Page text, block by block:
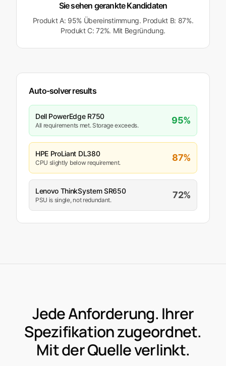
Sie sehen gerankte Kandidaten
Produkt A: 95% Übereinstimmung. Produkt B: 87%.
Produkt C: 72%. Mit Begründung.
Auto-solver results
Dell PowerEdge R750
All requirements met. Storage exceeds. 95%
HPE ProLiant DL380
CPU slightly below requirement. 87%
Lenovo ThinkSystem SR650
PSU is single, not redundant. 72%
Jede Anforderung. Ihrer
Spezifikation zugeordnet.
Mit der Quelle verlinkt.